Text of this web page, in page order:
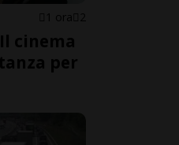
1 ora 2
cinema
per